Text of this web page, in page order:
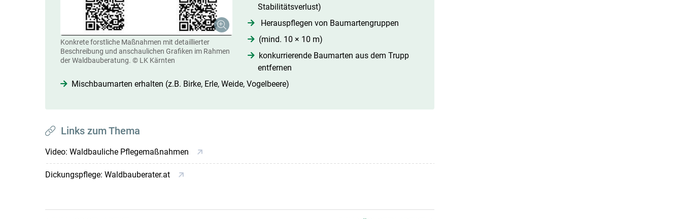
Konkrete forstliche Maßnahmen mit detaillierter
Beschreibung und anschaulichen Grafiken im Rahmen
der Waldbauberatung. © LK Kärnten
Stabilitätsverlust)
Herauspflegen von Baumartengruppen
(mind. 10 × 10 m)
konkurrierende Baumarten aus dem Trupp
entfernen
Mischbaumarten erhalten (z.B. Birke, Erle, Weide, Vogelbeere)
Links zum Thema
Video: Waldbauliche Pflegemaßnahmen
Dickungspflege: Waldbauberater.at